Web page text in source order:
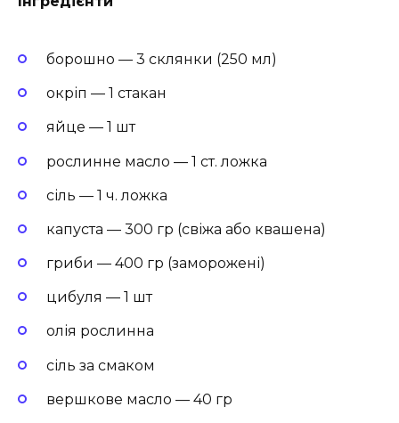
борошно — 3 склянки (250 мл)
окріп — 1 стакан
яйце — 1 шт
рослинне масло — 1 ст. ложка
сіль — 1 ч. ложка
капуста — 300 гр (свіжа або квашена)
гриби — 400 гр (заморожені)
цибуля — 1 шт
олія рослинна
сіль за смаком
вершкове масло — 40 гр